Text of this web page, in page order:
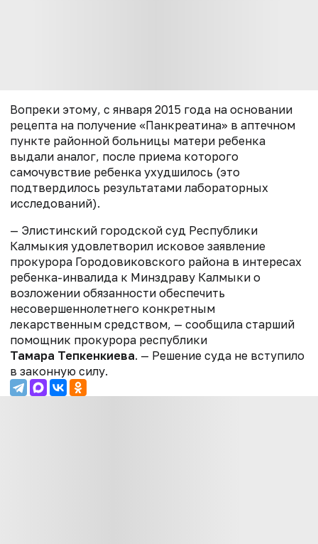
Вопреки этому, с января 2015 года на основании
рецепта на получение «Панкреатина» в аптечном
пункте районной больницы матери ребенка
выдали аналог, после приема которого
самочувствие ребенка ухудшилось (это
подтвердилось результатами лабораторных
исследований).
— Элистинский городской суд Республики
Калмыкия удовлетворил исковое заявление
прокурора Городовиковского района в интересах
ребенка-инвалида к Минздраву Калмыки о
возложении обязанности обеспечить
несовершеннолетнего конкретным
лекарственным средством, — сообщила старший
помощник прокурора республики
Тамара Тепкенкиева. — Решение суда не вступило
в законную силу.